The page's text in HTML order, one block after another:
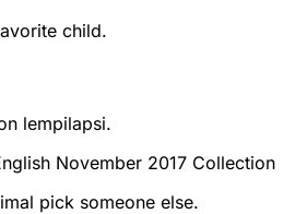
child.
lempilapsi.
November 2017 Collection
pick someone else.